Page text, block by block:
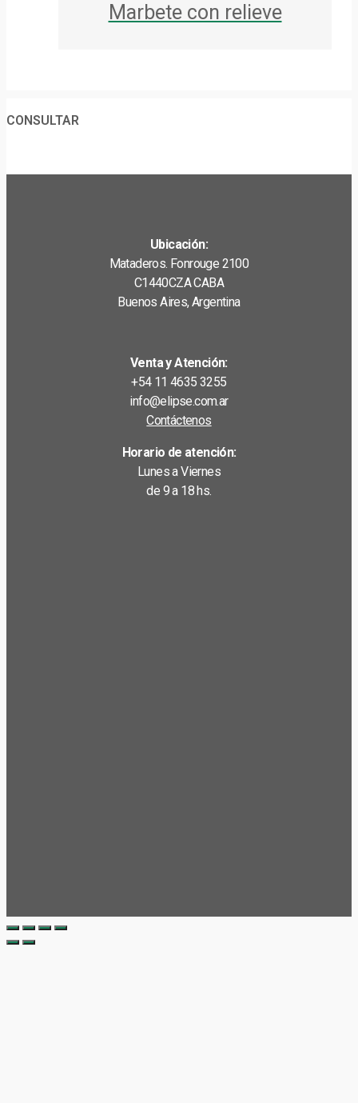
Marbete con relieve
CONSULTAR
Ubicación:
Mataderos. Fonrouge 2100
C1440CZA CABA
Buenos Aires, Argentina
Venta y Atención:
+54 11 4635 3255
info@elipse.com.ar
Contáctenos
Horario de atención:
Lunes a Viernes
de 9 a 18 hs.